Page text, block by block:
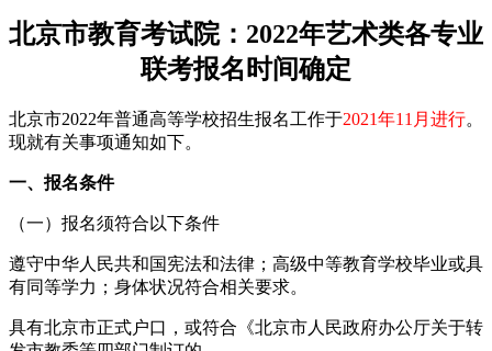
北京市教育考试院：2022年艺术类各专业
联考报名时间确定
北京市2022年普通高等学校招生报名工作于2021年11月进行
现就有关事项通知如下。
一、报名条件
（一）报名须符合以下条件
遵守中华人民共和国宪法和法律；高级中等教育学校毕业或具
有同等学力；身体状况符合相关要求。
具有北京市正式户口，或符合《北京市人民政府办公厅关于转
发市教委等四部门制订的